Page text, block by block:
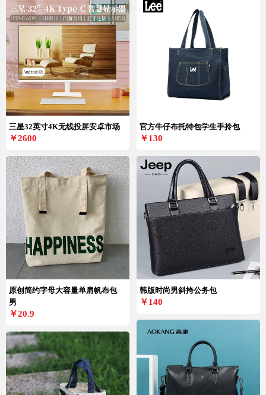
三星32英寸4K无线投屏安卓市场
￥2600
原创简约字母大容量单肩帆布包
男
￥20.9
官方牛仔布托特包学生手拎包
￥130
韩版时尚男斜挎公务包
￥140